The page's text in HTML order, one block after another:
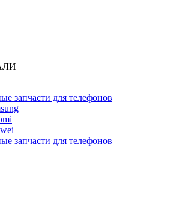
запчасти для телефонов
запчасти для телефонов